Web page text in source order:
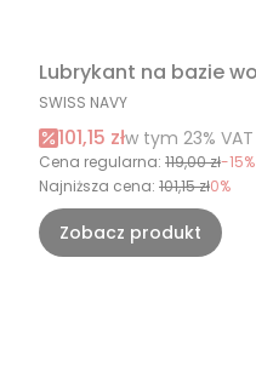
Lubrykant na bazie
PRODUCENT
SWISS NAVY
Cena promocyjna
101,15 złw tym %s VAT
w tym 23% VAT
Cena regularna: 119,00 zł-15%
Najniższa cena: 101,15 zł0%
Zobacz produkt